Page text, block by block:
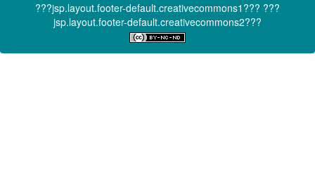
???jsp.layout.footer-default.creativecommons1??? ???
jsp.layout.footer-default.creativecommons2???